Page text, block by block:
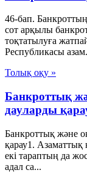
46-бап. Банкроттың
сот арқылы
тоқтатылуға
Республикасы
Толық оқу »
Банкроттық
дауларды
Банкроттық және
қарау1. Азаматтық
екі тараптың да
адал са...